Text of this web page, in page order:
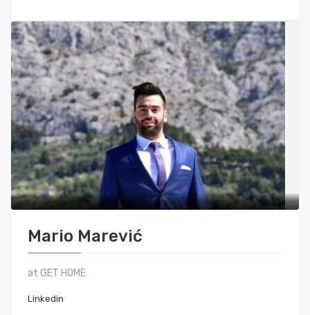
Mario Marević
at GET HOME
Linkedin